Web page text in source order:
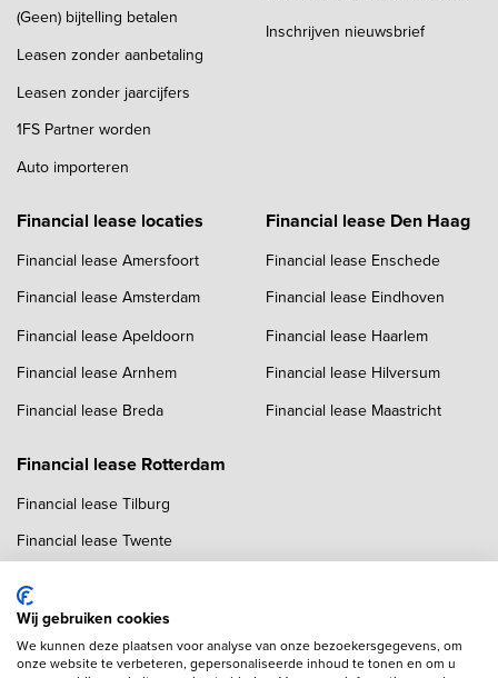
(Geen) bijtelling betalen
Leasen zonder aanbetaling
Leasen zonder jaarcijfers
1FS Partner worden
Auto importeren
Inschrijven nieuwsbrief
Financial lease locaties
Financial lease Amersfoort
Financial lease Amsterdam
Financial lease Apeldoorn
Financial lease Arnhem
Financial lease Breda
Financial lease Den Haag
Financial lease Enschede
Financial lease Eindhoven
Financial lease Haarlem
Financial lease Hilversum
Financial lease Maastricht
Financial lease Rotterdam
Financial lease Tilburg
Financial lease Twente
Financial lease Zwolle
Wij gebruiken cookies
We kunnen deze plaatsen voor analyse van onze bezoekersgegevens, om
onze website te verbeteren, gepersonaliseerde inhoud te tonen en om u